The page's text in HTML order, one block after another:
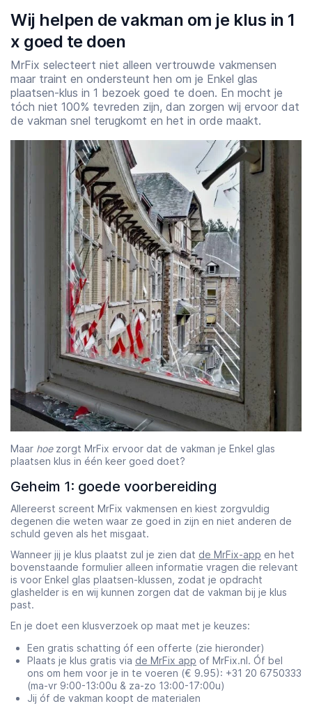
Wij helpen de vakman om je klus in 1
x goed te doen
MrFix selecteert niet alleen vertrouwde vakmensen
maar traint en ondersteunt hen om je Enkel glas
plaatsen-klus in 1 bezoek goed te doen. En mocht je
tóch niet 100% tevreden zijn, dan zorgen wij ervoor dat
de vakman snel terugkomt en het in orde maakt.
Maar hoezorgt MrFix ervoor dat de vakman je Enkel glas
plaatsen klus in één keer goed doet?
Geheim 1: goede voorbereiding
Allereerst screent MrFix vakmensen en kiest zorgvuldig
degenen die weten waar ze goed in zijn en niet anderen de
schuld geven als het misgaat.
Wanneer jij je klus plaatst zul je zien dat de MrFix-app en het
bovenstaande formulier alleen informatie vragen die relevant
is voor Enkel glas plaatsen-klussen, zodat je opdracht
glashelder is en wij kunnen zorgen dat de vakman bij je klus
past.
En je doet een klusverzoek op maat met je keuzes:
Een gratis schatting óf een offerte (zie hieronder)
Plaats je klus gratis via de MrFix app of MrFix.nl. Óf bel
ons om hem voor je in te voeren (€ 9.95): +31 20 6750333
(ma-vr 9:00-13:00u & za-zo 13:00-17:00u)
Jij óf de vakman koopt de materialen
Starttijd
07:00
Eindtijd
23:00